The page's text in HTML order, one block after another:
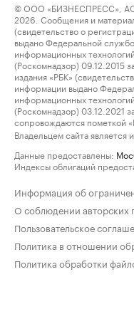
© ООО «БИЗНЕСПРЕСС»,
2026. Сообщения и
(свидетельство о
выдано Федеральной
информационных
(Роскомнадзор) 09.12.2015
издания «РБК»
информации выдано
информационных
(Роскомнадзор)
сопровождаются пометкой
Владельцем сайта является
Данные предоставлены:
Индексы облигаций
Информация об
О соблюдении авторских
Пользовательское
Политика в отношении
Политика обработки